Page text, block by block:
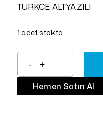
TURKCE ALTYAZILI
1 adet stokta
Hemen Satın Al